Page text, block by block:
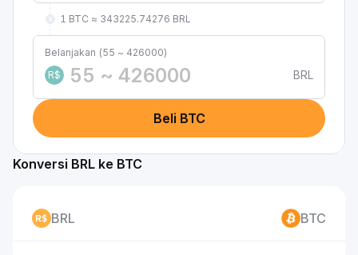
1 BTC ≈ 343225.74276 BRL
Belanjakan (55 ~ 426000)
R$
BRL
Beli BTC
Konversi BRL ke BTC
BRL BTC